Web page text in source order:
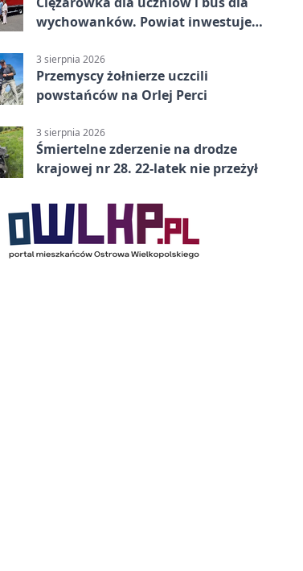
wychowanków. Powiat inwestuje
3 sierpnia 2026
Przemyscy żołnierze uczcili
powstańców na Orlej Perci
3 sierpnia 2026
Śmiertelne zderzenie na drodze
krajowej nr 28. 22-latek nie przeżył